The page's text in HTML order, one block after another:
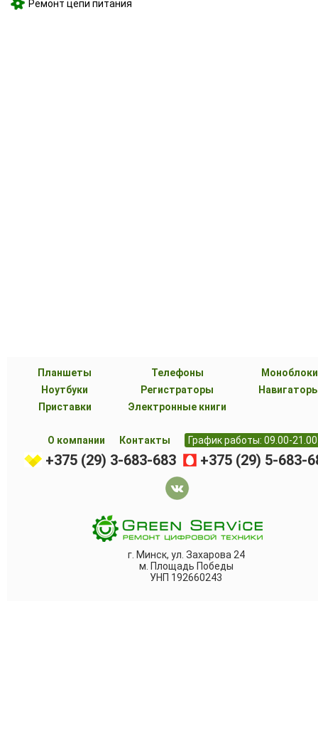
Ремонт цепи питания
Планшеты Телефоны
Моноблоки
Ноутбуки
Регистраторы
Приставки
Электронные книги
О компании Контакты График работы: 09.00-21.00
+375 (29) 3-683-683 +375 (29) 5-683-
г. Минск, ул. Захарова 24
м. Площадь Победы
УНП 192660243